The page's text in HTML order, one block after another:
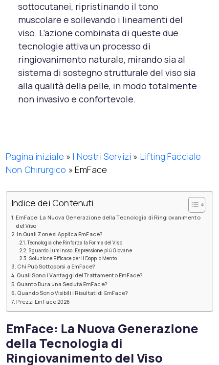
sottocutanei, ripristinando il tono
muscolare e sollevando i lineamenti del
viso. L’azione combinata di queste due
tecnologie attiva un processo di
ringiovanimento naturale, mirando sia al
sistema di sostegno strutturale del viso sia
alla qualità della pelle, in modo totalmente
non invasivo e confortevole.
Pagina iniziale » I Nostri Servizi » Lifting Facciale
Non Chirurgico »EmFace
Indice dei Contenuti
EmFace: La Nuova Generazione della Tecnologia di Ringiovanimento
del Viso
In Quali Zone si Applica EmFace?
Tecnologia che Rinforza la Forma del Viso
Sguardo Luminoso, Espressione più Giovane
Soluzione Efficace per il Doppio Mento
Chi Può Sottoporsi a EmFace?
Quali Sono i Vantaggi del Trattamento EmFace?
Quanto Dura una Seduta EmFace?
Quando Sono Visibili i Risultati di EmFace?
Prezzi EmFace 2026
EmFace: La Nuova Generazione
della Tecnologia di
Ringiovanimento del Viso